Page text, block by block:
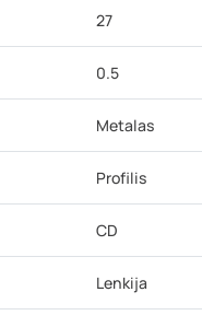
27
0.5
Metalas
Profilis
CD
Lenkija